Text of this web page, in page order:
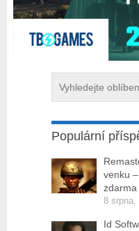
Populární
venku
8 srpna,
Id